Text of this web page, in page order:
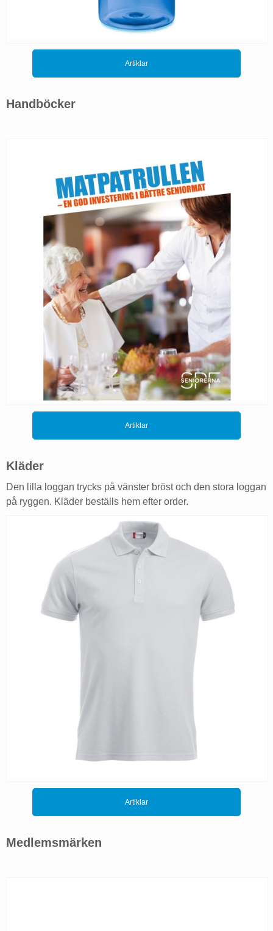
Artiklar
Handböcker
Artiklar
Kläder
Den lilla loggan trycks på vänster bröst och den stora loggan
på ryggen. Kläder beställs hem efter order.
Artiklar
Medlemsmärken